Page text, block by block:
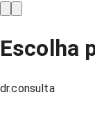
Escolha
dr.consulta